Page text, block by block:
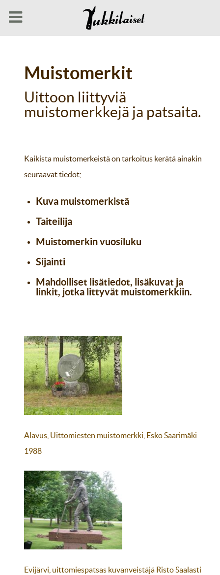
Muistomerkit
Uittoon liittyviä
muistomerkkejä ja patsaita.
Kaikista muistomerkeistä on tarkoitus kerätä ainakin
seuraavat tiedot;
Kuva muistomerkistä
Taiteilija
Muistomerkin vuosiluku
Sijainti
Mahdolliset lisätiedot, lisäkuvat ja
linkit, jotka littyvät muistomerkkiin.
Alavus, Uittomiesten muistomerkki, Esko Saarimäki
1988
Evijärvi, uittomiespatsas kuvanveistäjä Risto Saalasti